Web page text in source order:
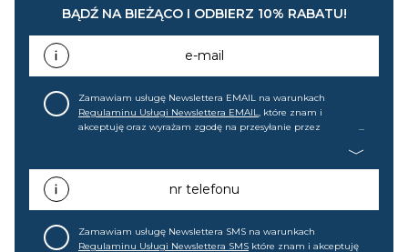
BĄDŹ NA BIEŻĄCO I ODBIERZ 10% RABATU!
e-mail
Zamawiam usługę Newslettera EMAIL na warunkach
Regulaminu Usługi Newslettera EMAIL, które znam i
akceptuję oraz wyrażam zgodę na przesyłanie przez
promocjach, wyprzedażach). Wiem, że mogę tę zgodę w
każdej chwili cofnąć.nr telefonu
Zamawiam usługę Newslettera SMS na warunkach
Regulaminu Usługi Newslettera SMS które znam i akceptuję